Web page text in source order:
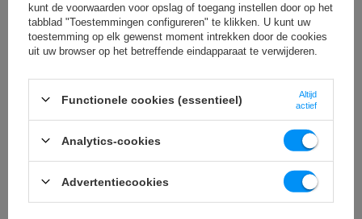
kunt de voorwaarden voor opslag of toegang instellen door op het
tabblad "Toestemmingen configureren" te klikken. U kunt uw
toestemming op elk gewenst moment intrekken door de cookies
uit uw browser op het betreffende eindapparaat te verwijderen.
Functionele cookies (essentieel)
Altijd
actief
Analytics-cookies
Advertentiecookies